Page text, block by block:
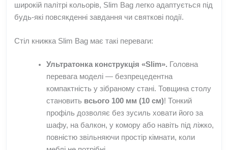
широкій палітрі кольорів, Slim Bag легко адаптується під
будь-які повсякденні завдання чи святкові події.
Стіл книжка Slim Bag має такі переваги:
Ультратонка конструкція «Slim». Головна
перевага моделі — безпрецедентна
компактність у зібраному стані. Товщина столу
становить всього 100 мм (10 см)! Тонкий
профіль дозволяє без зусиль ховати його за
шафу, на балкон, у комору або навіть під ліжко,
повністю звільняючи простір кімнати, коли